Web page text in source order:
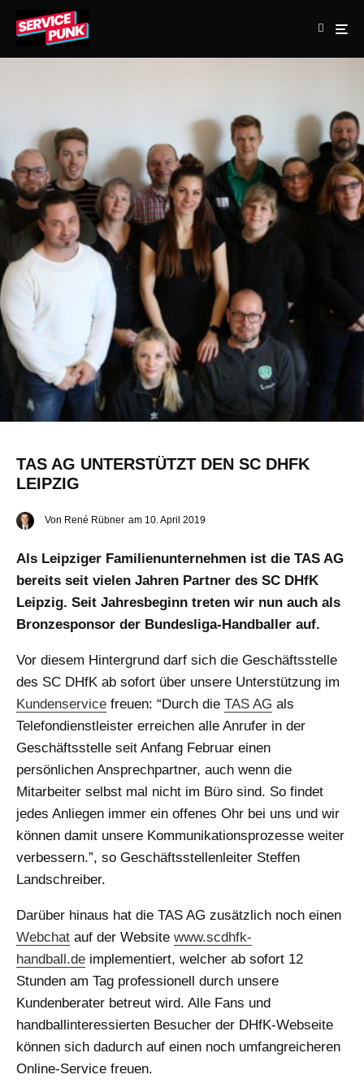
TAS AG UNTERSTÜTZT DEN SC DHFK
LEIPZIG
Von René Rübner am 10. April 2019
Als Leipziger Familienunternehmen ist die TAS AG
bereits seit vielen Jahren Partner des SC DHfK
Leipzig. Seit Jahresbeginn treten wir nun auch als
Bronzesponsor der Bundesliga-Handballer auf.
Vor diesem Hintergrund darf sich die Geschäftsstelle
des SC DHfK ab sofort über unsere Unterstützung im
Kundenservice freuen: “Durch die TAS AG als
Telefondienstleister erreichen alle Anrufer in der
Geschäftsstelle seit Anfang Februar einen
persönlichen Ansprechpartner, auch wenn die
Mitarbeiter selbst mal nicht im Büro sind. So findet
jedes Anliegen immer ein offenes Ohr bei uns und wir
können damit unsere Kommunikationsprozesse weiter
verbessern.”, so Geschäftsstellenleiter Steffen
Landschreiber.
Darüber hinaus hat die TAS AG zusätzlich noch einen
Webchat auf der Website www.scdhfk-
handball.de implementiert, welcher ab sofort 12
Stunden am Tag professionell durch unsere
Kundenberater betreut wird. Alle Fans und
handballinteressierten Besucher der DHfK-Webseite
können sich dadurch auf einen noch umfangreicheren
Online-Service freuen.